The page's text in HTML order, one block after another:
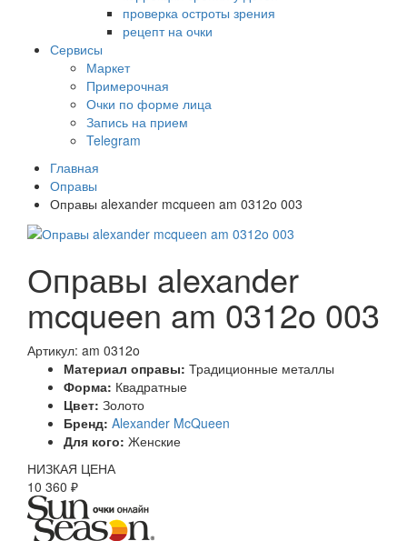
проверка остроты зрения
рецепт на очки
Сервисы
Маркет
Примерочная
Очки по форме лица
Запись на прием
Telegram
Главная
Оправы
Оправы alexander mcqueen am 0312o 003
Оправы alexander
mcqueen am 0312o 003
Артикул: am 0312o
Материал оправы: Традиционные металлы
Форма: Квадратные
Цвет: Золото
Бренд: Alexander McQueen
Для кого: Женские
НИЗКАЯ ЦЕНА
10 360 ₽